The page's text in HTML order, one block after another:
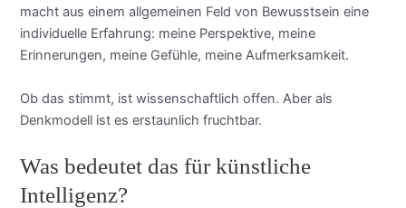
macht aus einem allgemeinen Feld von Bewusstsein eine
individuelle Erfahrung: meine Perspektive, meine
Erinnerungen, meine Gefühle, meine Aufmerksamkeit.
Ob das stimmt, ist wissenschaftlich offen. Aber als
Denkmodell ist es erstaunlich fruchtbar.
Was bedeutet das für künstliche
Intelligenz?